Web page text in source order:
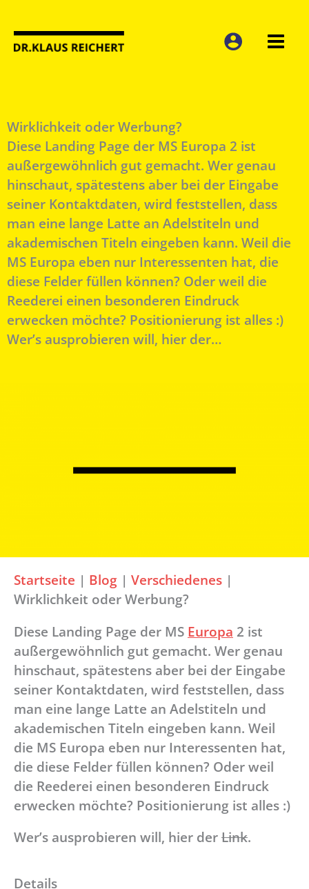
Inhalt
springen
Wirklichkeit oder Werbung?
Diese Landing Page der MS Europa 2 ist
außergewöhnlich gut gemacht. Wer genau
hinschaut, spätestens aber bei der Eingabe
seiner Kontaktdaten, wird feststellen, dass
man eine lange Latte an Adelstiteln und
akademischen Titeln eingeben kann. Weil die
MS Europa eben nur Interessenten hat, die
diese Felder füllen können? Oder weil die
Reederei einen besonderen Eindruck
erwecken möchte? Positionierung ist alles :)
Wer’s ausprobieren will, hier der…
Startseite | Blog | Verschiedenes |
Wirklichkeit oder Werbung?
Diese Landing Page der MS Europa 2 ist
außergewöhnlich gut gemacht. Wer genau
hinschaut, spätestens aber bei der Eingabe
seiner Kontaktdaten, wird feststellen, dass
man eine lange Latte an Adelstiteln und
akademischen Titeln eingeben kann. Weil
die MS Europa eben nur Interessenten hat,
die diese Felder füllen können? Oder weil
die Reederei einen besonderen Eindruck
erwecken möchte? Positionierung ist alles :)
Wer’s ausprobieren will, hier der Link.
Details